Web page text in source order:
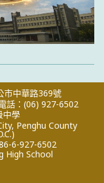
市中華路369號
話：(06) 927-6502
中學
Penghu County
6-927-6502
High School